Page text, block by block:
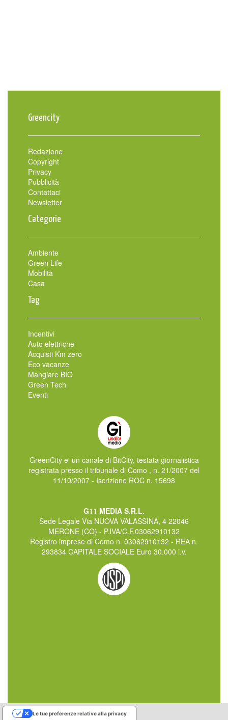
Greencity
Redazione
Copyright
Privacy
Pubblicità
Contattaci
Newsletter
Categorie
Ambiente
Green Life
Mobilità
Casa
Tag
Incentivi
Auto elettriche
Acquisti Km zero
Eco vacanze
Mangiare BIO
Green Tech
Eventi
GreenCity e' un canale di BitCity, testata giornalistica
registrata presso il tribunale di Como , n. 21/2007 del
11/10/2007 - Iscrizione ROC n. 15698
G11 MEDIA S.R.L.
Sede Legale Via NUOVA VALASSINA, 4 22046
MERONE (CO) - P.IVA/C.F.03062910132
Registro imprese di Como n. 03062910132 - REA n.
293834 CAPITALE SOCIALE Euro 30.000 i.v.
Le tue preferenze relative alla privacy